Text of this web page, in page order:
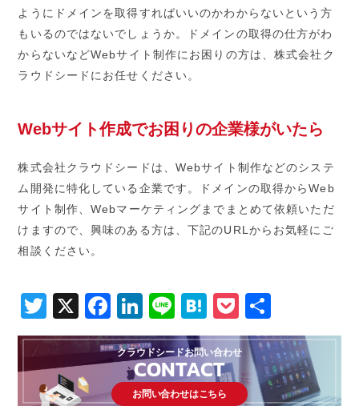
ようにドメインを取得すればいいのかわからないという方
もいるのではないでしょうか。ドメインの取得の仕方がわ
からないなどWebサイト制作にお困りの方は、株式会社ク
ラウドシードにお任せください。
Webサイト作成でお困りの企業様がいたら
株式会社クラウドシードは、Webサイト制作などのシステ
ム開発に特化している企業です。ドメインの取得からWeb
サイト制作、Webマーケティングまでまとめて依頼いただ
けますので、興味のある方は、下記のURLからお気軽にご
相談ください。
Twitter
X Facebook
LinkedIn
LineHatenaPocket
有
クラウドシードお問い合わせ
CONTACT
お問い合わせはこちら